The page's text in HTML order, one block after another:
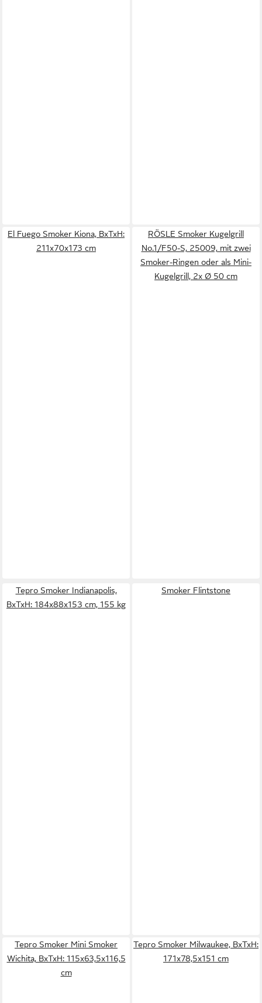
El Fuego Smoker Kiona, BxTxH:
211x70x173 cm
RÖSLE Smoker Kugelgrill
No.1/F50-S, 25009, mit zwei
Smoker-Ringen oder als Mini-
Kugelgrill, 2x Ø 50 cm
Tepro Smoker Indianapolis,
BxTxH: 184x88x153 cm, 155 kg
Smoker Flintstone
Tepro Smoker Mini Smoker
Wichita, BxTxH: 115x63,5x116,5
cm
Tepro Smoker Milwaukee, BxTxH:
171x78,5x151 cm